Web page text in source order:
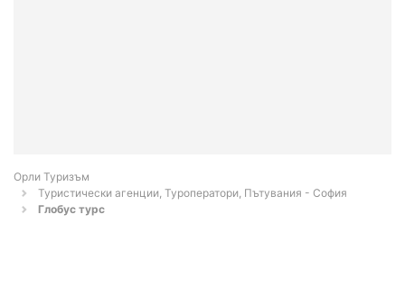
Орли Туризъм
Туристически агенции, Туроператори, Пътувания - София
Глобус турс